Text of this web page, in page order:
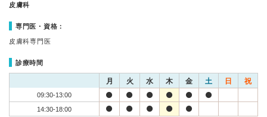
皮膚科
専門医・資格：
皮膚科専門医
診療時間
月 火 水 木 金 土 日 祝
09:30-13:00
14:30-18:00